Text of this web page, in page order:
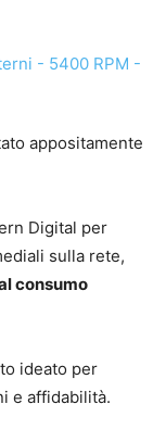
appositamente
Digital per
sulla rete,
consumo
ideato per
e affidabilità.